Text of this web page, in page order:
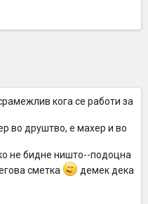
кога се работи за
во друштво, е махер и во
не бидне ништо--подоцна
сметка
демек дека